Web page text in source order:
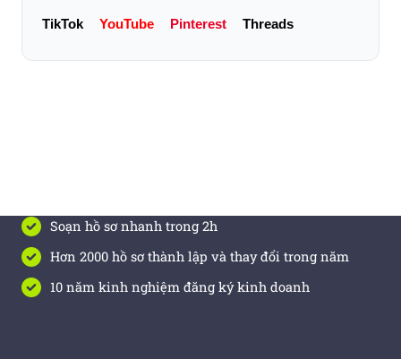
TikTok YouTube Pinterest Threads
Soạn hồ sơ nhanh trong 2h
Hơn 2000 hồ sơ thành lập và thay đổi trong năm
10 năm kinh nghiệm đăng ký kinh doanh